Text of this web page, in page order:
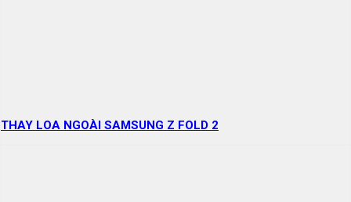
THAY LOA NGOÀI SAMSUNG Z FOLD 2